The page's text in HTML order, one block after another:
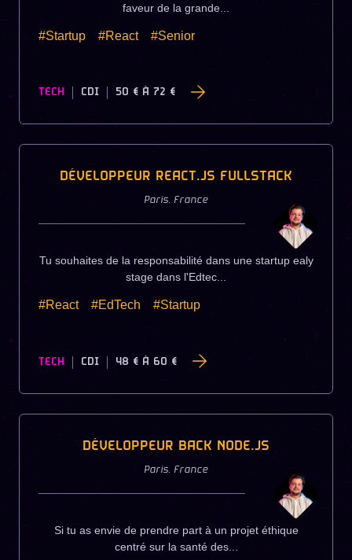
faveur de la grande...
#Startup #React #Senior
TECH CDI 50 € À 72 €
DÉVELOPPEUR REACT.JS FULLSTACK
Paris, France
Tu souhaites de la responsabilité dans une startup ealy
stage dans l'Edtec...
#React #EdTech #Startup
TECH CDI 48 € À 60 €
DÉVELOPPEUR BACK NODE.JS
Paris, France
Si tu as envie de prendre part à un projet éthique
centré sur la santé des...